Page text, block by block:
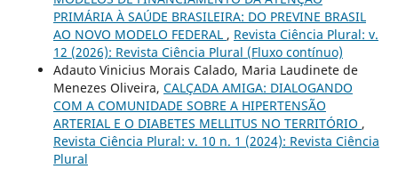
PRIMÁRIA À SAÚDE BRASILEIRA: DO PREVINE BRASIL
AO NOVO MODELO FEDERAL , Revista Ciência Plural: v.
12 (2026): Revista Ciência Plural (Fluxo contínuo)
Adauto Vinicius Morais Calado, Maria Laudinete de
Menezes Oliveira, CALÇADA AMIGA: DIALOGANDO
COM A COMUNIDADE SOBRE A HIPERTENSÃO
ARTERIAL E O DIABETES MELLITUS NO TERRITÓRIO ,
Revista Ciência Plural: v. 10 n. 1 (2024): Revista Ciência
Plural